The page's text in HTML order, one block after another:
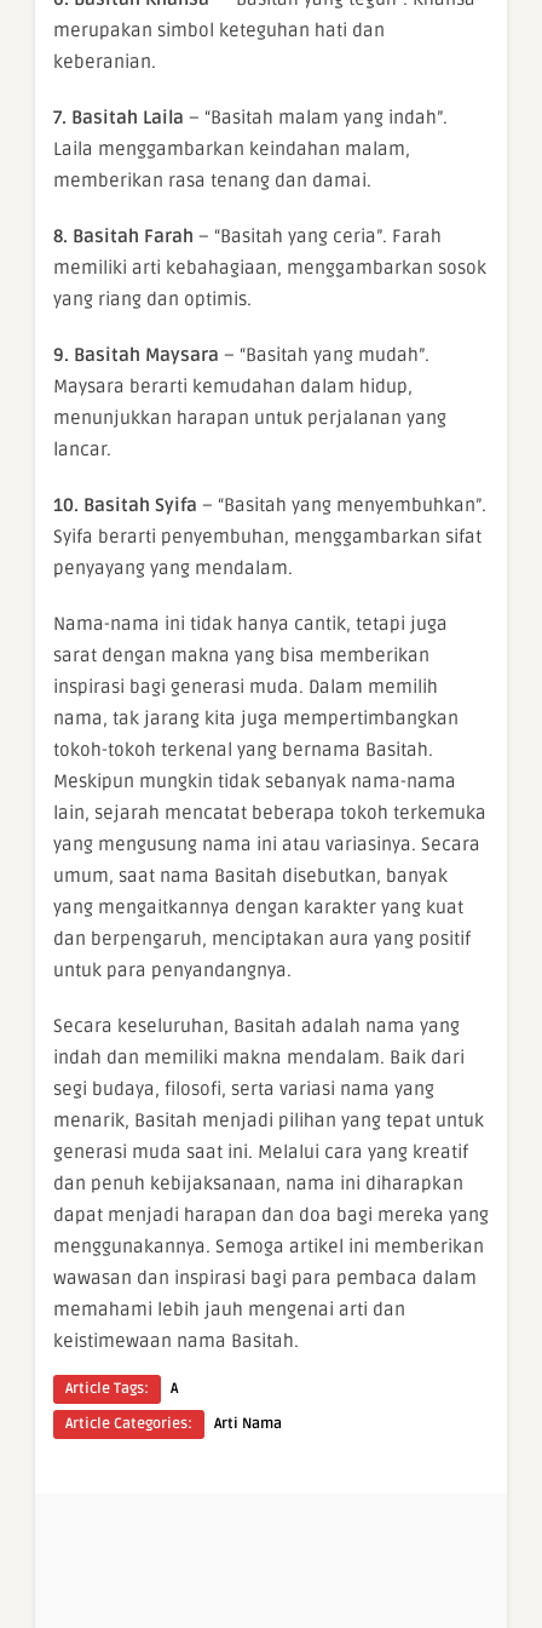
merupakan simbol keteguhan hati dan
keberanian.
7. Basitah Laila – “Basitah malam yang indah”.
Laila menggambarkan keindahan malam,
memberikan rasa tenang dan damai.
8. Basitah Farah – “Basitah yang ceria”. Farah
memiliki arti kebahagiaan, menggambarkan sosok
yang riang dan optimis.
9. Basitah Maysara – “Basitah yang mudah”.
Maysara berarti kemudahan dalam hidup,
menunjukkan harapan untuk perjalanan yang
lancar.
10. Basitah Syifa – “Basitah yang menyembuhkan”.
Syifa berarti penyembuhan, menggambarkan sifat
penyayang yang mendalam.
Nama-nama ini tidak hanya cantik, tetapi juga
sarat dengan makna yang bisa memberikan
inspirasi bagi generasi muda. Dalam memilih
nama, tak jarang kita juga mempertimbangkan
tokoh-tokoh terkenal yang bernama Basitah.
Meskipun mungkin tidak sebanyak nama-nama
lain, sejarah mencatat beberapa tokoh terkemuka
yang mengusung nama ini atau variasinya. Secara
umum, saat nama Basitah disebutkan, banyak
yang mengaitkannya dengan karakter yang kuat
dan berpengaruh, menciptakan aura yang positif
untuk para penyandangnya.
Secara keseluruhan, Basitah adalah nama yang
indah dan memiliki makna mendalam. Baik dari
segi budaya, filosofi, serta variasi nama yang
menarik, Basitah menjadi pilihan yang tepat untuk
generasi muda saat ini. Melalui cara yang kreatif
dan penuh kebijaksanaan, nama ini diharapkan
dapat menjadi harapan dan doa bagi mereka yang
menggunakannya. Semoga artikel ini memberikan
wawasan dan inspirasi bagi para pembaca dalam
memahami lebih jauh mengenai arti dan
keistimewaan nama Basitah.
Article Tags:
A
Article Categories:
Arti Nama